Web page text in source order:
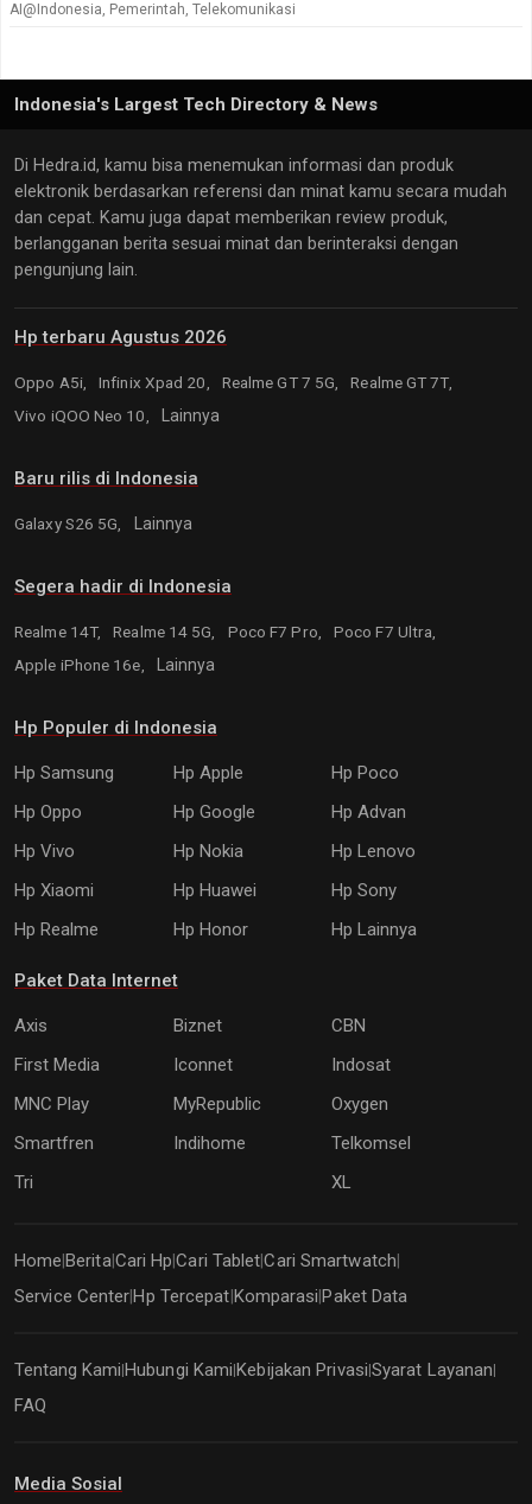
AI@Indonesia, Pemerintah, Telekomunikasi
Indonesia's Largest Tech Directory & News
Di Hedra.id, kamu bisa menemukan informasi dan produk
elektronik berdasarkan referensi dan minat kamu secara mudah
dan cepat. Kamu juga dapat memberikan review produk,
berlangganan berita sesuai minat dan berinteraksi dengan
pengunjung lain.
Hp terbaru Agustus 2026
Oppo A5i, Infinix Xpad 20, Realme GT 7 5G,
Realme GT 7T,
Vivo iQOO Neo 10,
Lainnya
Baru rilis di Indonesia
Galaxy S26 5G, Lainnya
Segera hadir di Indonesia
Realme 14T, Realme 14 5G, Poco F7 Pro,
Poco F7 Ultra,
Apple iPhone 16e,
Lainnya
Hp Populer di Indonesia
Hp Samsung Hp Apple
Hp Poco
Hp Oppo
Hp Google
Hp Advan
Hp Vivo
Hp Nokia
Hp Lenovo
Hp Xiaomi
Hp Huawei
Hp Sony
Hp Realme
Hp Honor Hp Lainnya
Paket Data Internet
Axis Biznet
CBN
First Media
Iconnet
Indosat
MNC Play
MyRepublic
Oxygen
Smartfren
Indihome
Telkomsel
Tri
XL
Home BeritaCari Hp |Cari Tablet|Cari Smartwatch
Service Center Hp Tercepat Komparasi Paket Data
Tentang Kami Hubungi Kami Kebijakan Privasi Syarat Layanan
FAQ
Media Sosial